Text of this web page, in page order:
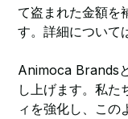
て盗まれた金額を
す。詳細について
Animoca Brands
し上げます。私た
ィを強化し、この